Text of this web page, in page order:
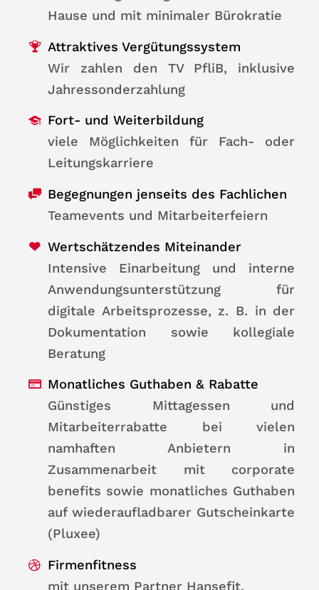
Hause und mit minimaler Bürokratie
Attraktives Vergütungssystem
Wir zahlen den TV PfliB, inklusive
Jahressonderzahlung
Fort- und Weiterbildung
viele Möglichkeiten für Fach- oder
Leitungskarriere
Begegnungen jenseits des Fachlichen
Teamevents und Mitarbeiterfeiern
Wertschätzendes Miteinander
Intensive Einarbeitung und interne
Anwendungsunterstützung für
digitale Arbeitsprozesse, z. B. in der
Dokumentation sowie kollegiale
Beratung
Monatliches Guthaben & Rabatte
Günstiges Mittagessen und
Mitarbeiterrabatte bei vielen
namhaften Anbietern in
Zusammenarbeit mit corporate
benefits sowie monatliches Guthaben
auf wiederaufladbarer Gutscheinkarte
(Pluxee)
Firmenfitness
mit unserem Partner Hansefit.